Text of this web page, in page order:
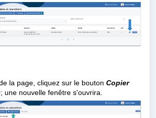
la page, cliquez sur le bouton Copier
; une nouvelle fenêtre s'ouvrira.